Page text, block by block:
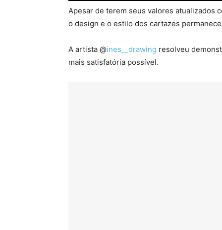
Apesar de terem seus valores atualizados
o design e o estilo dos cartazes
A artista @ines__drawing resolveu
mais satisfatória possível.